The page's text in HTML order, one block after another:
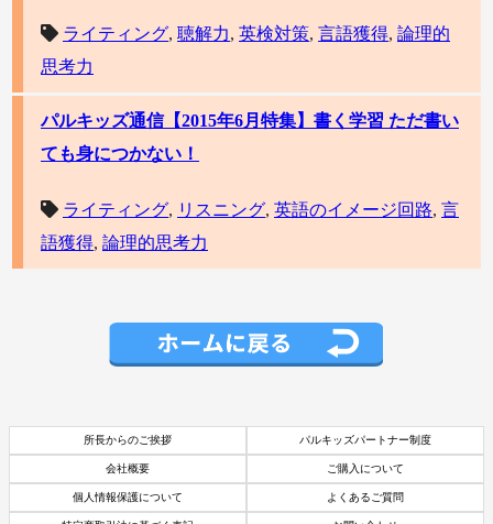
ライティング, 聴解力, 英検対策, 言語獲得, 論理的
思考力
パルキッズ通信【2015年6月特集】書く学習 ただ書い
ても身につかない！
ライティング, リスニング, 英語のイメージ回路, 言
語獲得, 論理的思考力
所長からのご挨拶 パルキッズパートナー制度
会社概要 ご購入について
個人情報保護について よくあるご質問